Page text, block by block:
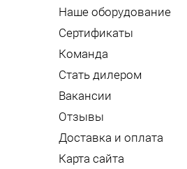
Наше оборудование
Сертификаты
Команда
Стать дилером
Вакансии
Отзывы
Доставка и оплата
Карта сайта